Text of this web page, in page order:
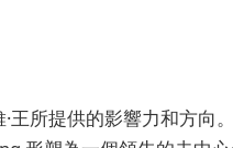
王所提供的影響力和方向